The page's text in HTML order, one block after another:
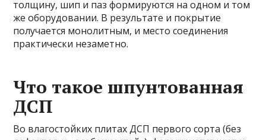
толщину, шип и паз формируются на одном и том
же оборудовании. В результате и покрытие
получается монолитным, и место соединения
практически незаметно.
Что такое шпунтованная
ДСП
Во влагостойких плитах ДСП первого сорта (без